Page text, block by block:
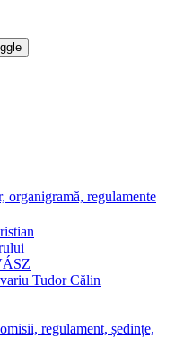
organigramă, regulamente
Tudor Călin
regulament, ședințe,